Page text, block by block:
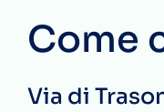
Come
Via di